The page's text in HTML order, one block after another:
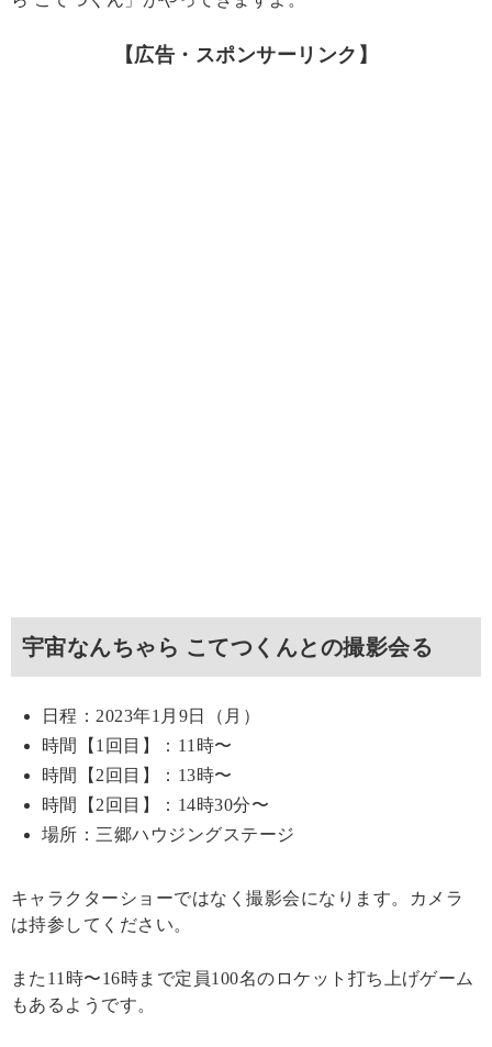
【広告・スポンサーリンク】
宇宙なんちゃら こてつくんとの撮影会る
日程：2023年1月9日（月）
時間【1回目】：11時〜
時間【2回目】：13時〜
時間【2回目】：14時30分〜
場所：三郷ハウジングステージ
キャラクターショーではなく撮影会になります。カメラ
は持参してください。
また11時〜16時まで定員100名のロケット打ち上げゲーム
もあるようです。